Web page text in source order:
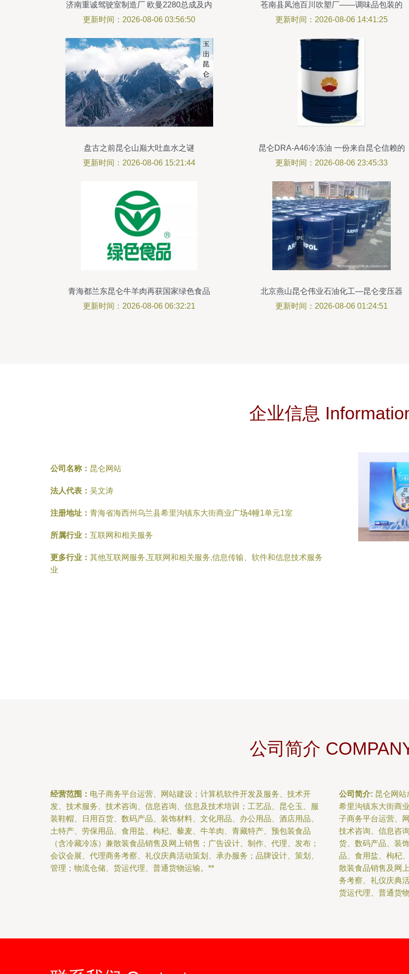
济南重诚驾驶室制造厂 欧曼2280总成及内
饰外饰件厂家直销，品质价格双重优惠
更新时间：2026-08-06 03:56:50
苍南县凤池百川吹塑厂——调味品包装的
匠心之选，昆仑系列产品一览
更新时间：2026-08-06 14:41:25
盘古之前昆仑山巅大吐血水之谜
更新时间：2026-08-06 15:21:44
昆仑DRA-A46冷冻油 一份来自昆仑信赖的
品质保障
更新时间：2026-08-06 23:45:33
青海都兰东昆仑牛羊肉再获国家绿色食品
认证 助力绿色有机农畜产品示范省建设
更新时间：2026-08-06 06:32:21
北京燕山昆仑伟业石油化工—昆仑变压器
油产品列表
更新时间：2026-08-06 01:24:51
企业信息
公司名称： 昆仑网站
法人代表： 吴文涛
注册地址： 青海省海西州乌兰县希里沟镇东大街商业广场4幢1单元1室
所属行业： 互联网和相关服务
更多行业： 其他互联网服务,互联网和相关服务,信息传输、软件和信息技术服务
业
公司简介
经营范围： 电子商务平台运营、网站建设；计算机软件开发及服务、技术开
发、技术服务、技术咨询、信息咨询、信息及技术培训；工艺品、昆仑玉、服
装鞋帽、日用百货、数码产品、装饰材料、文化用品、办公用品、酒店用品、
土特产、劳保用品、食用盐、枸杞、藜麦、牛羊肉、青藏特产、预包装食品
（含冷藏冷冻）兼散装食品销售及网上销售；广告设计、制作、代理、发布；
会议会展、代理商务考察、礼仪庆典活动策划、承办服务；品牌设计、策划、
管理；物流仓储、货运代理、普通货物运输。**
公司简介: 昆仑网站
希里沟镇东大街商
子商务平台运营、
技术咨询、信息咨
货、数码产品、装
品、食用盐、枸杞
散装食品销售及网
务考察、礼仪庆典
货运代理、普通货